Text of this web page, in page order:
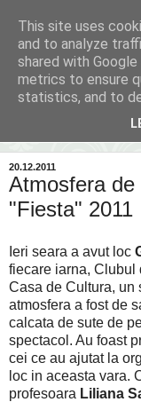
Inima
Din inima
20.12.2011
Atmosfera de
"Fiesta" 2011
Ieri seara a avut loc
fiecare iarna, Clubul
Casa de Cultura, un
atmosfera a fost de
calcata de sute de
spectacol. Au foast
cei ce au ajutat la
loc in aceasta vara.
profesoara Liliana
This site uses
and to analyze
shared with
metrics to ensure
statistics, and to